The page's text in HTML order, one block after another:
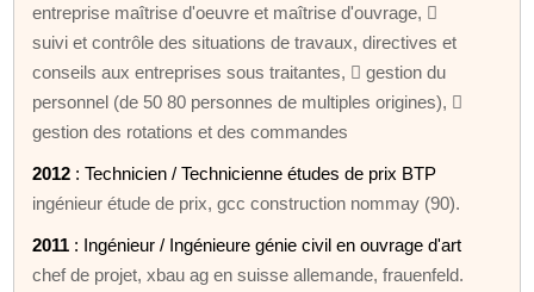
entreprise maîtrise d'oeuvre et maîtrise d'ouvrage, 
suivi et contrôle des situations de travaux, directives et
conseils aux entreprises sous traitantes,  gestion du
personnel (de 50 80 personnes de multiples origines), 
gestion des rotations et des commandes
2012 : Technicien / Technicienne études de prix BTP
ingénieur étude de prix, gcc construction nommay (90).
2011 : Ingénieur / Ingénieure génie civil en ouvrage d'art
chef de projet, xbau ag en suisse allemande, frauenfeld.